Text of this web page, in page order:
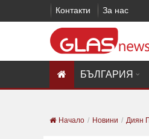
Контакти За нас
БЪЛГАРИЯ
Начало Новини Диян